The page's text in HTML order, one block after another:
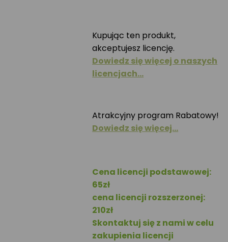
Kupując ten produkt,
akceptujesz licencję.
Dowiedz się więcej o naszych
licencjach…
Atrakcyjny program Rabatowy!
Dowiedz się więcej…
Cena licencji podstawowej:
65zł
cena licencji rozszerzonej:
210zł
Skontaktuj się z nami w celu
zakupienia licencji